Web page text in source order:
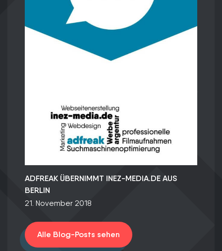
ADFREAK ÜBERNIMMT INEZ-MEDIA.DE AUS
BERLIN
21. November 2018
Alle Blog-Posts sehen